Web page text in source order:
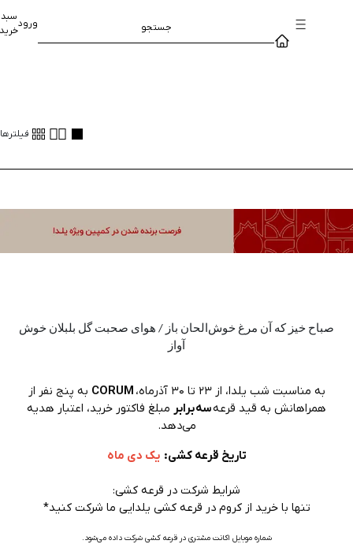
جستجو ورود
سبد
خرید
فیلترها
صباح خیز که آن مرغ خوش‌الحان باز / هوای صحبت گل بلبلان خوش
آواز
به مناسبت شب یلدا، از 23 تا ۳۰ آذرماه، CORUM به پنج نفر از
همراهانش به قید قرعهسه برابر مبلغ فاکتور خرید، اعتبار هدیه
می‌دهد.
تاریخ قرعه کشی: یک دی ماه
شرایط شرکت در قرعه کشی:
تنها با خرید از کروم در قرعه کشی یلدایی ما شرکت کنید*
شماره موبایل اکانت مشتری در قرعه کشی شرکت داده می‌شود.